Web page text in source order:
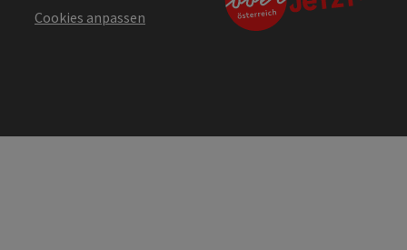
Cookies anpassen